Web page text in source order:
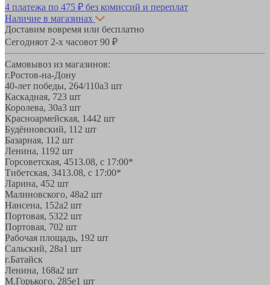
4 платежа по 475 ₽ без комиссий и переплат
Наличие в магазинах
Доставим вовремя или бесплатно
Сегодняот 2-х часовот 90 ₽
Самовывоз из магазинов:
г.Ростов-на-Дону
40-лет победы, 264/110а3 шт
Каскадная, 723 шт
Королева, 30а3 шт
Красноармейская, 1442 шт
Будённовский, 11 2 шт
Базарная, 11 2 шт
Ленина, 1192 шт
Горсоветская, 4513.08, с 17:00*
Тибетская, 3413.08, с 17:00*
Ларина, 452 шт
Малиновского, 48а2 шт
Нансена, 152а2 шт
Портовая, 5322 шт
Портовая, 702 шт
Рабочая площадь, 192 шт
Сальский, 28a1 шт
г.Батайск
Ленина, 168а2 шт
М.Горького, 285е1 шт